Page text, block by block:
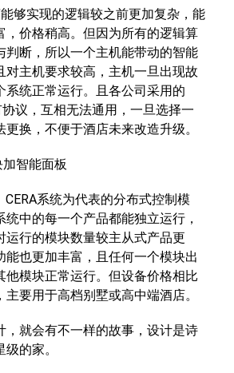
够实现的逻辑较之前更加复杂，能
，价格稍高。但因为所有的逻辑算
判断，所以一个主机能带动的智能
对主机要求较高，主机一旦出现故
系统正常运行。且各公司采用的
议，互相无法通用，一旦选择一
换，不便于酒店未来改造升级。
智能面板
系统为代表的分布式控制模
中的每一个产品都能独立运行，
运行的模块数量较主从式产品更
能也更加丰富，且任何一个模块出
他模块正常运行。但设备价格相比
要用于高档别墅或高中端酒店。
就会有不一样的故事，设计是诗
的家。